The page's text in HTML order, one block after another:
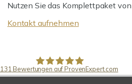
Nutzen Sie das Komplettpaket
Kontakt aufnehmen
131 Bewertungen auf ProvenExpert.com